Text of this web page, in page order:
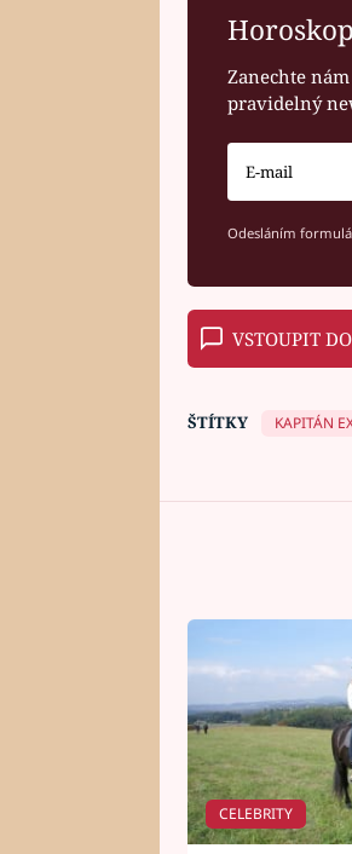
Zanechte
pravidelný
Odesláním
VSTOUPIT
ŠTÍTKY KAPITÁN
CELEBRITY